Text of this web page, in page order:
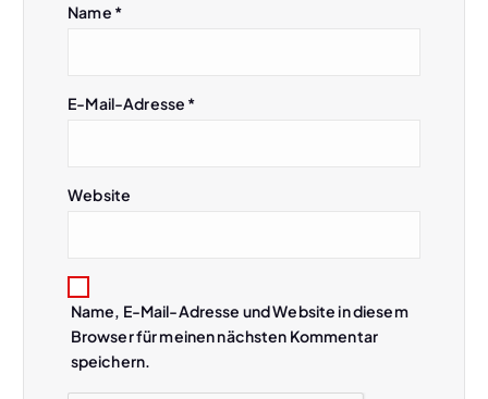
Name *
E-Mail-Adresse *
Website
Name, E-Mail-Adresse und Website in diesem
Browser für meinen nächsten Kommentar
speichern.